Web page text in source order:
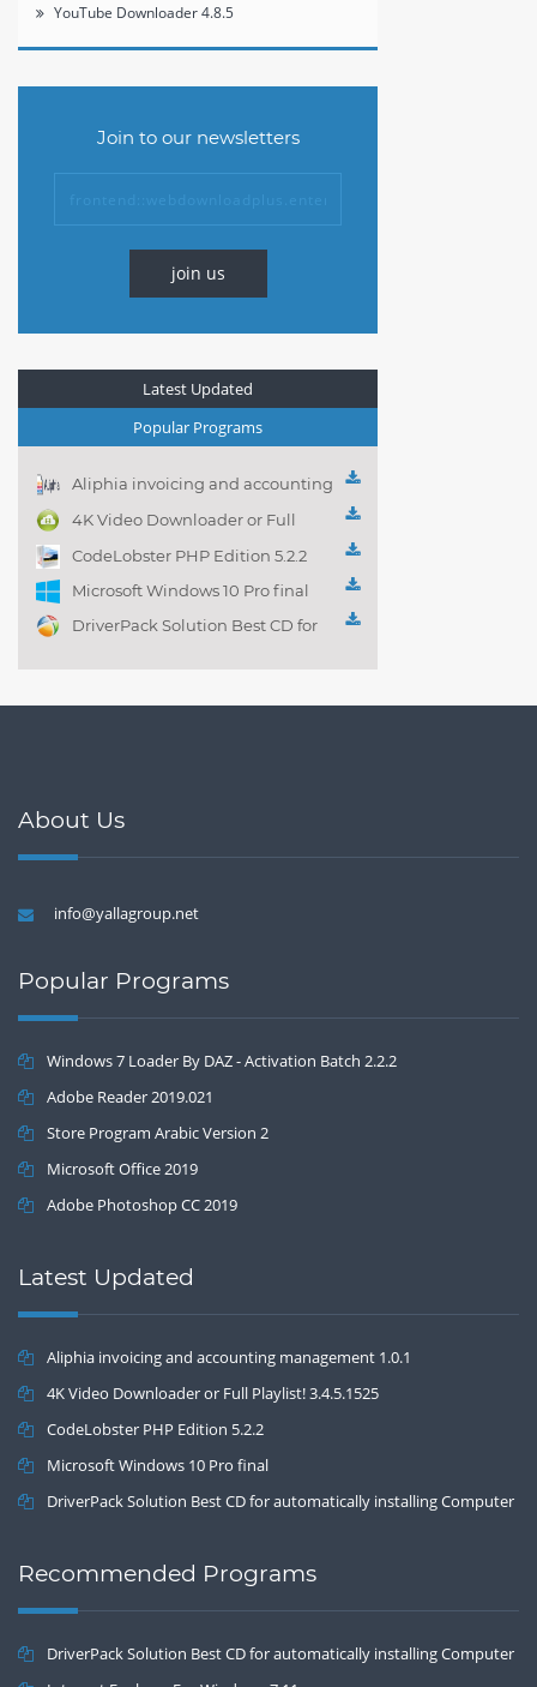
YouTube Downloader 4.8.5
Join to our newsletters
join us
Latest Updated
Popular Programs
Aliphia invoicing and accounting
management 1.0.1
4K Video Downloader or Full
Playlist! 3.4.5.1525
CodeLobster PHP Edition 5.2.2
Microsoft Windows 10 Pro final
DriverPack Solution Best CD for
About Us
info@yallagroup.net
Popular Programs
Windows 7 Loader By DAZ - Activation Batch 2.2.2
Adobe Reader 2019.021
Store Program Arabic Version 2
Microsoft Office 2019
Adobe Photoshop CC 2019
Latest Updated
Aliphia invoicing and accounting management 1.0.1
4K Video Downloader or Full Playlist! 3.4.5.1525
CodeLobster PHP Edition 5.2.2
Microsoft Windows 10 Pro final
DriverPack Solution Best CD for automatically installing Computer
Recommended Programs
DriverPack Solution Best CD for automatically installing Computer